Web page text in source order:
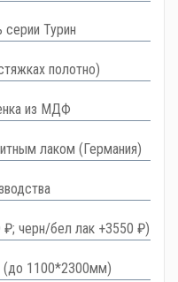
Турин
полотно)
из МДФ
лаком (Германия)
черн/бел лак +3550 ₽)
(до 1100*2300мм)